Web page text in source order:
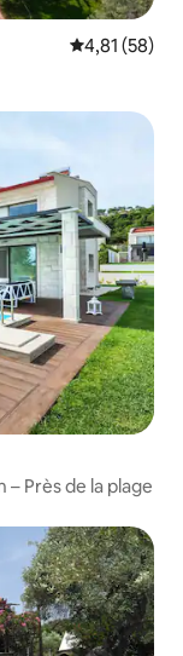
Évaluation
4,81 (58)
– Près de la plage